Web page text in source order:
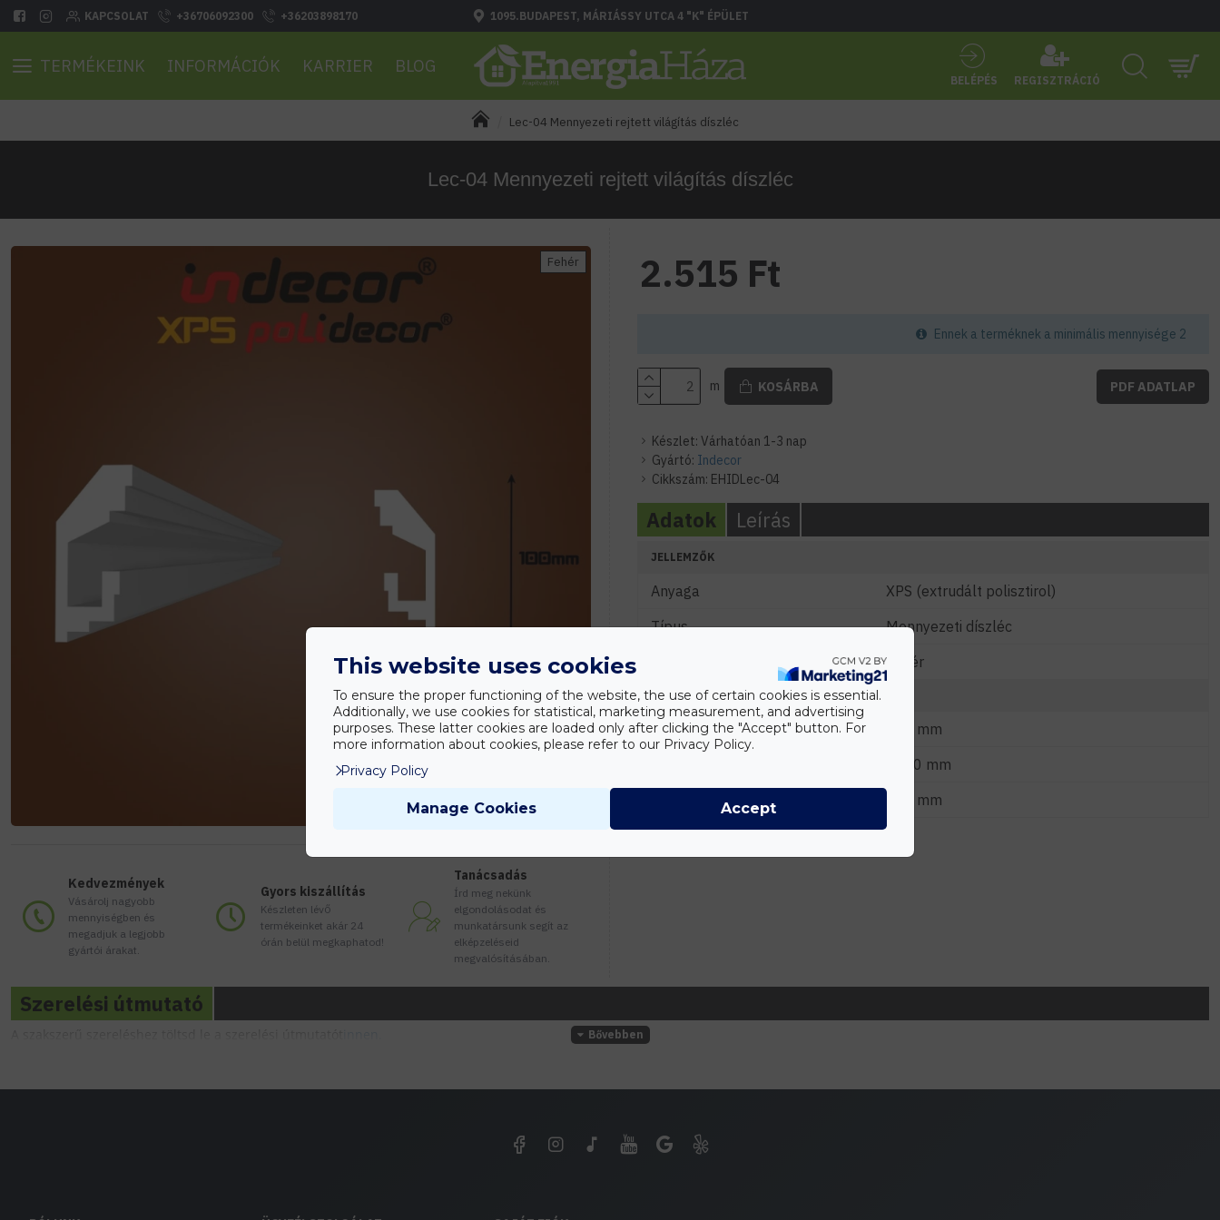
KAPCSOLAT +36706092300 +36203898170 1095.BUDAPEST, MÁRIÁSSY UTCA 4 "K" ÉPÜLET
TERMÉKEINK INFORMÁCIÓK KARRIER BLOG
BELÉPÉS REGISZTRÁCIÓ
Lec-04 Mennyezeti rejtett világítás díszléc
Lec-04 Mennyezeti rejtett világítás díszléc
Fehér
Kedvezmények
Vásárolj nagyobb
mennyiségben és
megadjuk a legjobb
gyártói árakat.
Gyors kiszállítás
Készleten lévő
termékeinket akár 24
órán belül megkaphatod!
Tanácsadás
Írd meg nekünk
elgondolásodat és
munkatársunk segít az
elképzeléseid
megvalósításában.
Készlet: Várhatóan 1-3 nap
Gyártó: Indecor
Cikkszám: EHIDLec-04
2.515 Ft
m KOSÁRBA PDF ADATLAP
Ennek a terméknek a minimális mennyisége 2
Adatok Leírás
JELLEMZŐK
Anyaga
XPS (extrudált polisztirol)
Típus
Mennyezeti díszléc
Fehér
MÉRETEK
Szélesség (mm)
120 mm
2000 mm
Magasság (mm)
100 mm
Szerelési útmutató
This website uses cookies
To ensure the proper functioning of the website, the use of certain cookies is essential.
Additionally, we use cookies for statistical, marketing measurement, and advertising
purposes. These latter cookies are loaded only after clicking the "Accept" button. For
more information about cookies, please refer to our Privacy Policy.
Privacy Policy
Manage Cookies Accept